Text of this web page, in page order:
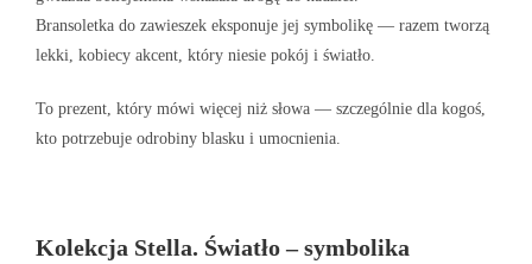
Bransoletka do zawieszek eksponuje jej symbolikę — razem tworzą
lekki, kobiecy akcent, który niesie pokój i światło.
To prezent, który mówi więcej niż słowa — szczególnie dla kogoś,
kto potrzebuje odrobiny blasku i umocnienia.
Kolekcja Stella. Światło – symbolika